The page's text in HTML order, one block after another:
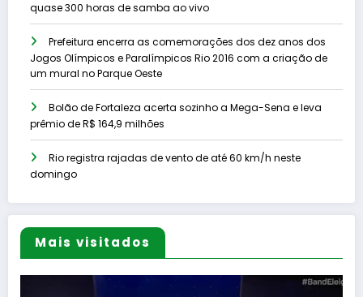
quase 300 horas de samba ao vivo
Prefeitura encerra as comemorações dos dez anos dos
Jogos Olímpicos e Paralímpicos Rio 2016 com a criação de
um mural no Parque Oeste
Bolão de Fortaleza acerta sozinho a Mega-Sena e leva
prêmio de R$ 164,9 milhões
Rio registra rajadas de vento de até 60 km/h neste
domingo
Mais visitados